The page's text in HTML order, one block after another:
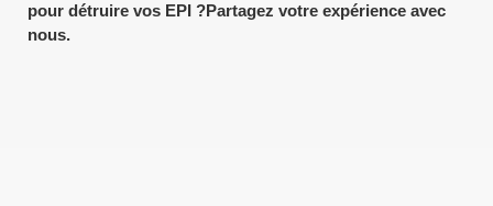
pour détruire vos EPI ?Partagez votre expérience avec
nous.